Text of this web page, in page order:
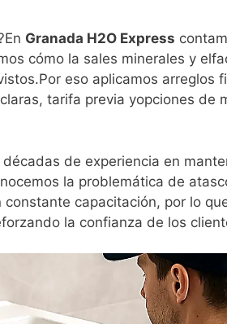
Granada H2O Express
cómo la sales minerales y
eso aplicamos arreglos
tarifa previa yopciones de
de experiencia en
la problemática de
capacitación, por lo
la confianza de los